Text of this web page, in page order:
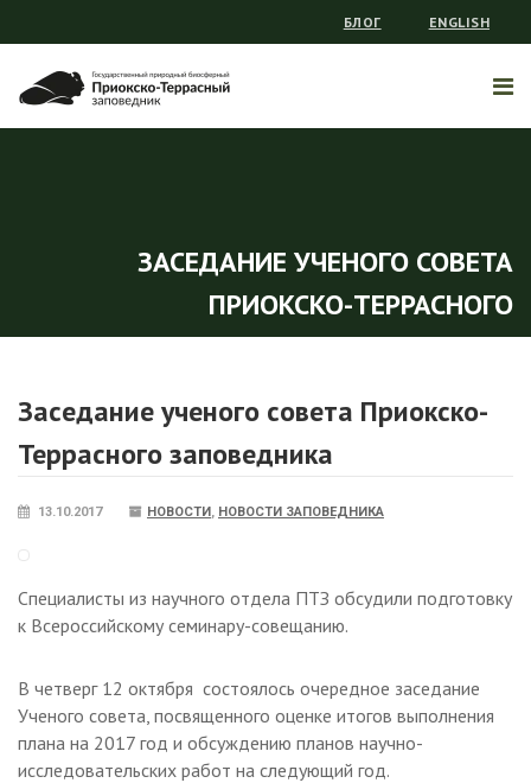
БЛОГ ENGLISH
ЗАСЕДАНИЕ УЧЕНОГО СОВЕТА
ПРИОКСКО-ТЕРРАСНОГО
ЗАПОВЕДНИКА
Заседание ученого совета Приокско-
Террасного заповедника
13.10.2017 НОВОСТИ, НОВОСТИ ЗАПОВЕДНИКА
Специалисты из научного отдела ПТЗ обсудили подготовку
к Всероссийскому семинару-совещанию.
В четверг 12 октября состоялось очередное заседание
Ученого совета, посвященного оценке итогов выполнения
плана на 2017 год и обсуждению планов научно-
исследовательских работ на следующий год.